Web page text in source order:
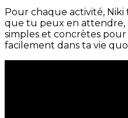
Pour chaque activité,
que tu peux en attendre,
simples et concrètes
facilement dans ta vie